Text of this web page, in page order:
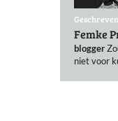
Femke
blogger
niet voor